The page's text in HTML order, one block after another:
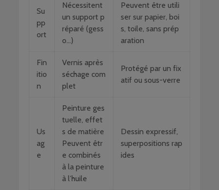
Su
pp
ort
Nécessitent
un support p
réparé (gess
o…)
Peuvent être utili
ser sur papier, boi
s, toile, sans prép
aration
Fin
itio
n
Vernis après
séchage com
plet
Protégé par un fix
atif ou sous-verre
Us
ag
e
Peinture ges
tuelle, effet
s de matière
Peuvent êtr
e combinés
à la peinture
à l’huile
Dessin expressif,
superpositions rap
ides